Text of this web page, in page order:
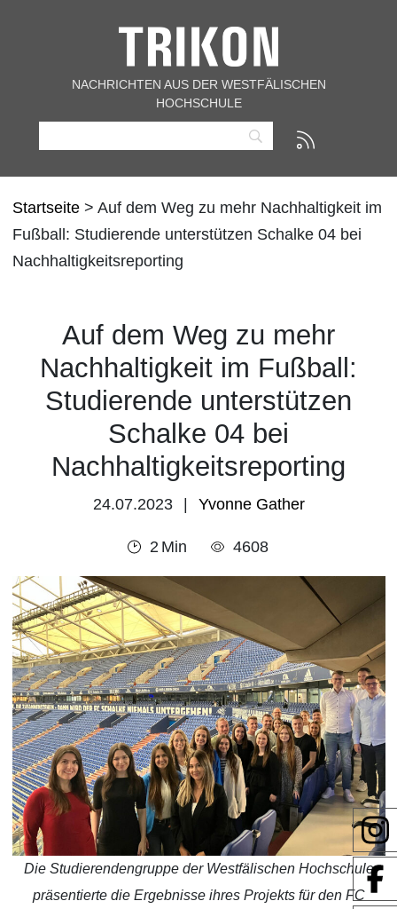
NACHRICHTEN AUS DER WESTFÄLISCHEN
HOCHSCHULE
Startseite > Auf dem Weg zu mehr Nachhaltigkeit im
Fußball: Studierende unterstützen Schalke 04 bei
Nachhaltigkeitsreporting
Auf dem Weg zu mehr
Nachhaltigkeit im Fußball:
Studierende unterstützen
Schalke 04 bei
Nachhaltigkeitsreporting
24.07.2023 Yvonne Gather
2 Min 4608
Die Studierendengruppe der Westfälischen Hochschule
präsentierte die Ergebnisse ihres Projekts für den FC